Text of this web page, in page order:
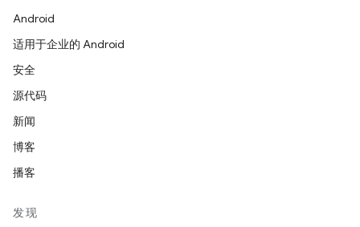
Android
适用于企业的 Android
安全
源代码
新闻
博客
播客
发现